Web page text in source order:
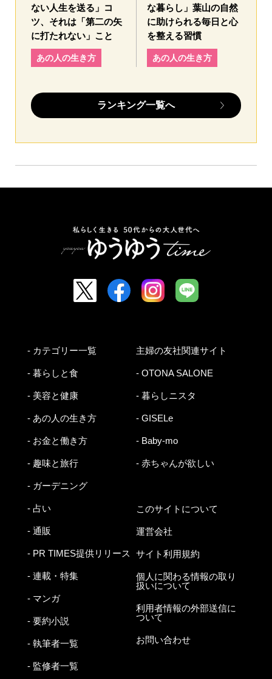
ない人生を送る」コ
ツ、それは「第二の矢
に打たれない」こと
あの人の生き方
な暮らし」葉山の自然
に助けられる毎日と心
を整える習慣
あの人の生き方
ランキング一覧へ
- カテゴリー一覧
- 暮らしと食
- 美容と健康
- あの人の生き方
- お金と働き方
- 趣味と旅行
- ガーデニング
- 占い
- 通販
- PR TIMES提供リリース
- 連載・特集
- マンガ
- 要約小説
- 執筆者一覧
- 監修者一覧
主婦の友社関連サイト
- OTONA SALONE
- 暮らしニスタ
- GISELe
- Baby-mo
- 赤ちゃんが欲しい
このサイトについて
運営会社
サイト利用規約
個人に関わる情報の取り
扱いについて
利用者情報の外部送信に
ついて
お問い合わせ